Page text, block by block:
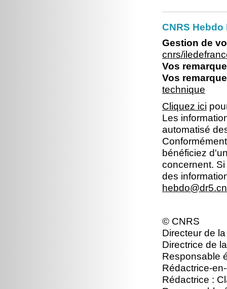
CNRS
Gestion de
cnrs/
Vos
Vos
technique
Cliquez ici
Les
automatisé
bénéficiez
concernent.
des
© CNRS
Directeur de
Directrice de
Responsable
Rédactrice-
Rédactrice :